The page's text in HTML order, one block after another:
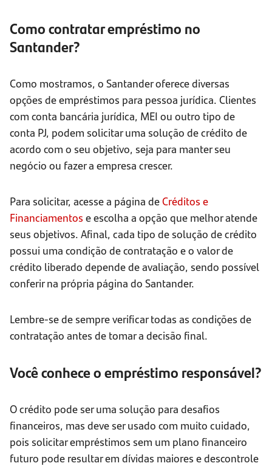
Como contratar empréstimo no
Santander?
Como mostramos, o Santander oferece diversas
opções de empréstimos para pessoa jurídica. Clientes
com conta bancária jurídica, MEI ou outro tipo de
conta PJ, podem solicitar uma solução de crédito de
acordo com o seu objetivo, seja para manter seu
negócio ou fazer a empresa crescer.
Para solicitar, acesse a página deCréditos e
Financiamentos e escolha a opção que melhor atende
seus objetivos. Afinal, cada tipo de solução de crédito
possui uma condição de contratação e o valor de
crédito liberado depende de avaliação, sendo possível
conferir na própria página do Santander.
Lembre-se de sempre verificar todas as condições de
contratação antes de tomar a decisão final.
Você conhece o empréstimo responsável?
O crédito pode ser uma solução para desafios
financeiros, mas deve ser usado com muito cuidado,
pois solicitar empréstimos sem um plano financeiro
futuro pode resultar em dívidas maiores e descontrole